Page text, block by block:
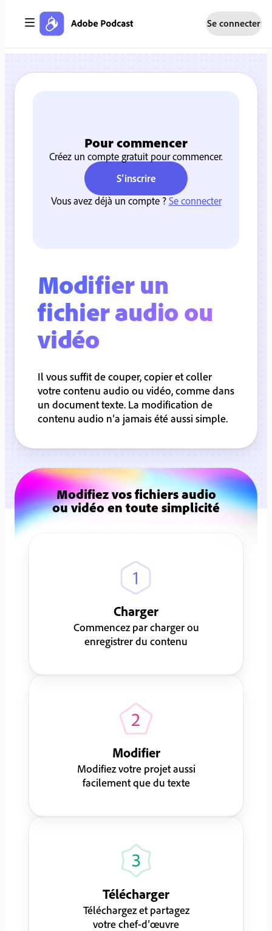
Se connecter
Modifier un
fichier audio ou
vidéo
Il vous suffit de couper, copier et coller
votre contenu audio ou vidéo, comme dans
un document texte. La modification de
contenu audio n’a jamais été aussi simple.
Pour commencer
Créez un compte gratuit pour commencer.
S’inscrire
Vous avez déjà un compte ?Se connecter
Modifiez vos fichiers audio
ou vidéo en toute simplicité
Charger
Commencez par charger ou
enregistrer du contenu
Modifier
Modifiez votre projet aussi
facilement que du texte
Télécharger
Téléchargez et partagez
votre chef-d’œuvre